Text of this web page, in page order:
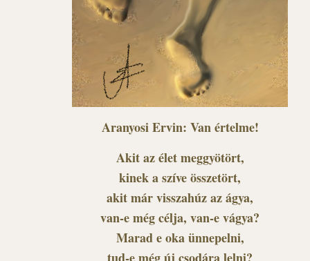
Aranyosi Ervin: Van értelme!
Akit az élet meggyötört,
kinek a szíve összetört,
akit már visszahúz az ágya,
van-e még célja, van-e vágya?
Marad e oka ünnepelni,